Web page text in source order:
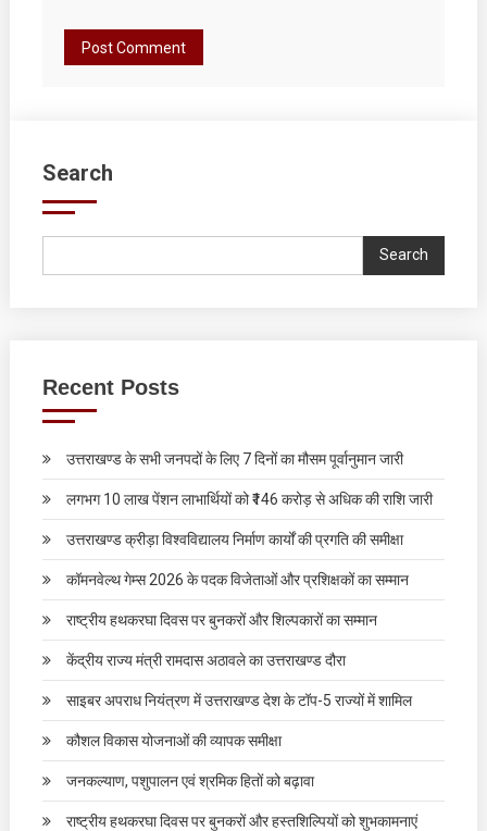
Search
Search
Recent Posts
उत्तराखण्ड के सभी जनपदों के लिए 7 दिनों का मौसम पूर्वानुमान जारी
लगभग 10 लाख पेंशन लाभार्थियों को ₹146 करोड़ से अधिक की राशि जारी
उत्तराखण्ड क्रीड़ा विश्वविद्यालय निर्माण कार्यों की प्रगति की समीक्षा
कॉमनवेल्थ गेम्स 2026 के पदक विजेताओं और प्रशिक्षकों का सम्मान
राष्ट्रीय हथकरघा दिवस पर बुनकरों और शिल्पकारों का सम्मान
केंद्रीय राज्य मंत्री रामदास अठावले का उत्तराखण्ड दौरा
साइबर अपराध नियंत्रण में उत्तराखण्ड देश के टॉप-5 राज्यों में शामिल
कौशल विकास योजनाओं की व्यापक समीक्षा
जनकल्याण, पशुपालन एवं श्रमिक हितों को बढ़ावा
राष्ट्रीय हथकरघा दिवस पर बुनकरों और हस्तशिल्पियों को शुभकामनाएं